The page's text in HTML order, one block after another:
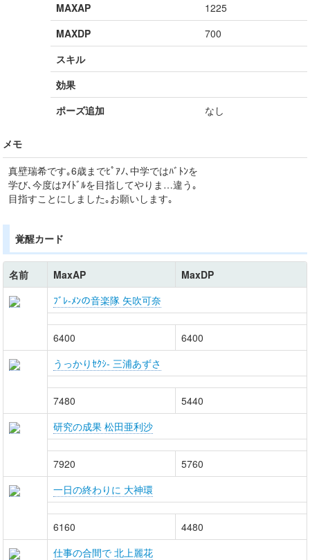
MAXAP
1225
MAXDP
700
スキル
効果
ポーズ追加
なし
メモ
真壁瑞希です｡6歳までﾋﾟｱﾉ､中学ではﾊﾞﾄﾝを
学び､今度はｱｲﾄﾞﾙを目指してやりま…違う｡
目指すことにしました｡お願いします｡
覚醒カード
名前 MaxAP
MaxDP
ﾌﾞﾚ-ﾒﾝの音楽隊 矢吹可奈
6400
6400
うっかりｾｸｼ- 三浦あずさ
7480
5440
研究の成果 松田亜利沙
7920
5760
一日の終わりに 大神環
6160
4480
仕事の合間で 北上麗花